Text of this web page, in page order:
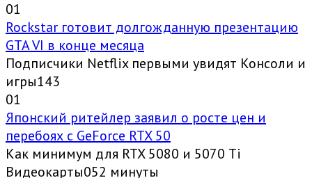
01
Rockstar готовит долгожданную презентацию
GTA VI в конце месяца
Подписчики Netflix первыми увидят Консоли и
игры143
01
Японский ритейлер заявил о росте цен и
перебоях с GeForce RTX 50
Как минимум для RTX 5080 и 5070 Ti
Видеокарты052 минуты